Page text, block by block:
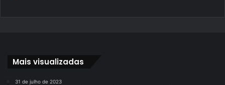
Mais visualizadas
31 de julho de 2023